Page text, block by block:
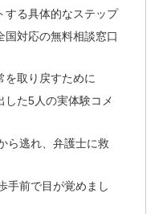
する具体的なステップ
国対応の無料相談窓口
を取り戻すために
した5人の実体験コメ
ら逃れ、弁護士に救
手前で目が覚めまし